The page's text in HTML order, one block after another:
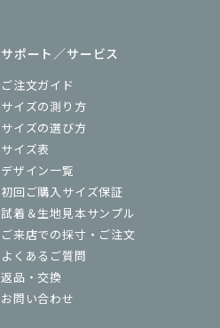
サポート／サービス
ご注文ガイド
サイズの測り方
サイズの選び方
サイズ表
デザイン一覧
初回ご購入サイズ保証
試着＆生地見本サンプル
ご来店での採寸・ご注文
よくあるご質問
返品・交換
お問い合わせ